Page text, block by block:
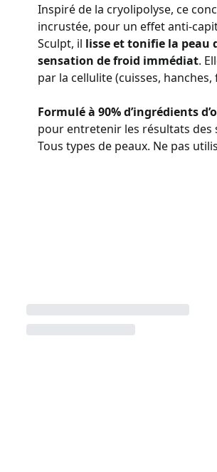
Inspiré de la cryolipolyse, ce
incrustée, pour un effet anti-
Sculpt, il lisse et tonifie la peau
sensation de froid immédiat.
par la cellulite (cuisses, hanches,
Formulé à 90% d’ingrédients
pour entretenir les résultats des
Tous types de peaux. Ne pas